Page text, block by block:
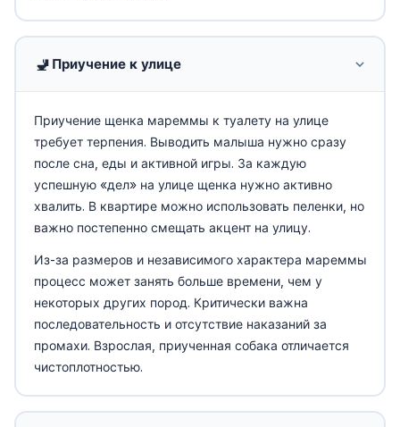
🚽 Приучение к улице
Приучение щенка мареммы к туалету на улице
требует терпения. Выводить малыша нужно сразу
после сна, еды и активной игры. За каждую
успешную «дел» на улице щенка нужно активно
хвалить. В квартире можно использовать пеленки, но
важно постепенно смещать акцент на улицу.
Из-за размеров и независимого характера мареммы
процесс может занять больше времени, чем у
некоторых других пород. Критически важна
последовательность и отсутствие наказаний за
промахи. Взрослая, приученная собака отличается
чистоплотностью.